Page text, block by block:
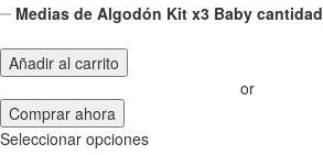
Medias de Algodón Kit x3 Baby cantidad
Añadir al carrito
or
Comprar ahora
Seleccionar opciones